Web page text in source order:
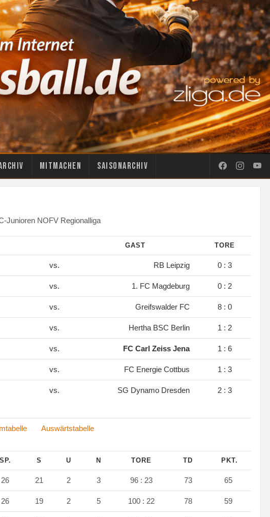
Mitmachen Saisonarchiv
Junioren NOFV Regionalliga
GAST TORE
vs. RB Leipzig 0 : 3
vs. 1. FC Magdeburg 0 : 2
vs. Greifswalder FC 8 : 0
vs. Hertha BSC Berlin 1 : 2
vs. FC Carl Zeiss Jena 1 : 6
vs. FC Energie Cottbus 1 : 3
vs. SG Dynamo Dresden 2 : 3
Auswärtstabelle
SP. S U N TORE TD PKT.
26 21 2 3 96 : 23 73 65
26 19 2 5 100 : 22 78 59